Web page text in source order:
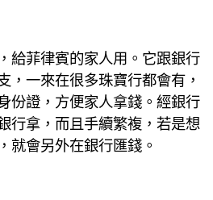
給菲律賓的家人用。它跟銀行
，一來在很多珠寶行都會有，
份證，方便家人拿錢。經銀行
行拿，而且手續繁複，若是想
就會另外在銀行匯錢。